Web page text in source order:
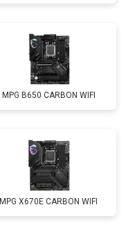
MPG B650 CARBON WIFI
MPG X670E CARBON WIFI